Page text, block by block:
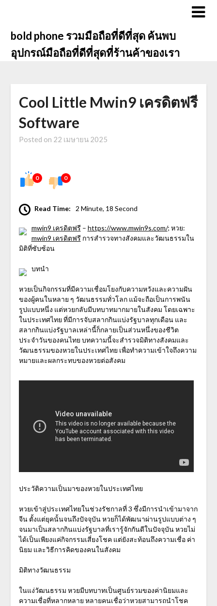
content
bold phone รวมมือถือที่ดีที่สุด ค้นพบ
อุปกรณ์มือถือที่ดีที่สุดที่ร้านค้าของเรา
Cool Little Mwin9 เครดิตฟรี
Software
Posted on 22 เมษายน 2025
0 0
Read Time: 2 Minute, 18 Second
mwin9 เครดิตฟรี – https://www.mwin9s.com/; หวย:
mwin9 เครดิตฟรี การสำรวจทางสังคมและวัฒนธรรมใน
มิติที่ซับซ้อน
บทนำ
หวยเป็นกิจกรรมที่มีความเชื่อมโยงกับความหวังและความฝัน
ของผู้คนในหลาย ๆ วัฒนธรรมทั่วโลก แม้จะถือเป็นการพนัน
รูปแบบหนึ่ง แต่หวยกลับมีบทบาทมากมายในสังคม โดยเฉพาะ
ในประเทศไทย ที่มีการจับสลากกินแบ่งรัฐบาลทุกเดือน และ
สลากกินแบ่งรัฐบาลเหล่านี้ก็กลายเป็นส่วนหนึ่งของชีวิต
ประจำวันของคนไทย บทความนี้จะสำรวจมิติทางสังคมและ
วัฒนธรรมของหวยในประเทศไทย เพื่อทำความเข้าใจถึงความ
หมายและผลกระทบของหวยต่อสังคม
ประวัติความเป็นมาของหวยในประเทศไทย
หวยเข้าสู่ประเทศไทยในช่วงรัชกาลที่ 3 ซึ่งมีการนำเข้ามาจาก
จีน ตั้งแต่ยุคนั้นจนถึงปัจจุบัน หวยก็ได้พัฒนาผ่านรูปแบบต่าง ๆ
จนมาเป็นสลากกินแบ่งรัฐบาลที่เรารู้จักกันดีในปัจจุบัน หวยไม่
ได้เป็นเพียงแค่กิจกรรมเสี่ยงโชค แต่ยังสะท้อนถึงความเชื่อ ค่า
นิยม และวิธีการคิดของคนในสังคม
มิติทางวัฒนธรรม
ในแง่วัฒนธรรม หวยมีบทบาทเป็นศูนย์รวมของค่านิยมและ
ความเชื่อที่หลากหลาย หลายคนเชื่อว่าหวยสามารถนำโชค